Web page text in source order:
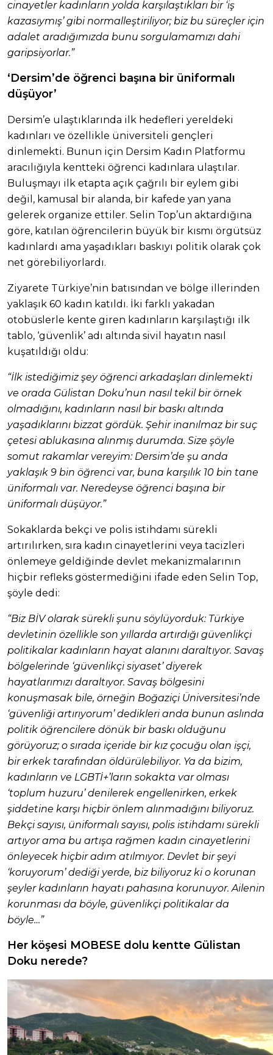
cinayetler kadınların yolda karşılaştıkları bir ‘iş
kazasıymış’ gibi normalleştiriliyor; biz bu süreçler için
adalet aradığımızda bunu sorgulamamızı dahi
garipsiyorlar.”
‘Dersim’de öğrenci başına bir üniformalı
düşüyor’
Dersim’e ulaştıklarında ilk hedefleri yereldeki
kadınları ve özellikle üniversiteli gençleri
dinlemekti. Bunun için Dersim Kadın Platformu
aracılığıyla kentteki öğrenci kadınlara ulaştılar.
Buluşmayı ilk etapta açık çağrılı bir eylem gibi
değil, kamusal bir alanda, bir kafede yan yana
gelerek organize ettiler. Selin Top’un aktardığına
göre, katılan öğrencilerin büyük bir kısmı örgütsüz
kadınlardı ama yaşadıkları baskıyı politik olarak çok
net görebiliyorlardı.
Ziyarete Türkiye’nin batısından ve bölge illerinden
yaklaşık 60 kadın katıldı. İki farklı yakadan
otobüslerle kente giren kadınların karşılaştığı ilk
tablo, ‘güvenlik’ adı altında sivil hayatın nasıl
kuşatıldığı oldu:
“İlk istediğimiz şey öğrenci arkadaşları dinlemekti
ve orada Gülistan Doku’nun nasıl tekil bir örnek
olmadığını, kadınların nasıl bir baskı altında
yaşadıklarını bizzat gördük. Şehir inanılmaz bir suç
çetesi ablukasına alınmış durumda. Size şöyle
somut rakamlar vereyim: Dersim’de şu anda
yaklaşık 9 bin öğrenci var, buna karşılık 10 bin tane
üniformalı var. Neredeyse öğrenci başına bir
üniformalı düşüyor.”
Sokaklarda bekçi ve polis istihdamı sürekli
artırılırken, sıra kadın cinayetlerini veya tacizleri
önlemeye geldiğinde devlet mekanizmalarının
hiçbir refleks göstermediğini ifade eden Selin Top,
şöyle dedi:
“Biz BİV olarak sürekli şunu söylüyorduk: Türkiye
devletinin özellikle son yıllarda artırdığı güvenlikçi
politikalar kadınların hayat alanını daraltıyor. Savaş
bölgelerinde ‘güvenlikçi siyaset’ diyerek
hayatlarımızı daraltıyor. Savaş bölgesini
konuşmasak bile, örneğin Boğaziçi Üniversitesi’nde
‘güvenliği artırıyorum’ dedikleri anda bunun aslında
politik öğrencilere dönük bir baskı olduğunu
görüyoruz; o sırada içeride bir kız çocuğu olan işçi,
bir erkek tarafından öldürülebiliyor. Ya da bizim,
kadınların ve LGBTİ+’ların sokakta var olması
‘toplum huzuru’ denilerek engellenirken, erkek
şiddetine karşı hiçbir önlem alınmadığını biliyoruz.
Bekçi sayısı, üniformalı sayısı, polis istihdamı sürekli
artıyor ama bu artışa rağmen kadın cinayetlerini
önleyecek hiçbir adım atılmıyor. Devlet bir şeyi
‘koruyorum’ dediği yerde, biz biliyoruz ki o korunan
şeyler kadınların hayatı pahasına korunuyor. Ailenin
korunması da böyle, güvenlikçi politikalar da
böyle…”
Her köşesi MOBESE dolu kentte Gülistan
Doku nerede?